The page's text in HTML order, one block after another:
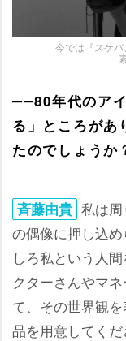
今では『スケ
──80年代のア
る」ところがあ
たのでしょうか
斉藤由貴 私は
の偶像に押し込
しろ私という人
クターさんやマ
て、その世界観
品を用意してく